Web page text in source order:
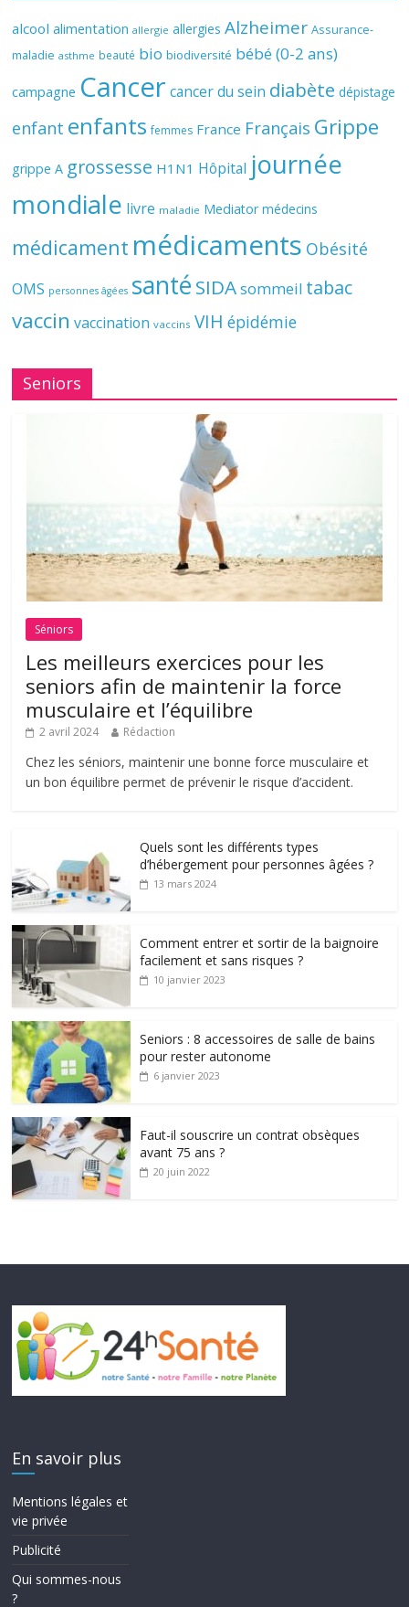
alcool alimentation allergie allergies Alzheimer Assurance-
maladie asthme beauté bio biodiversité bébé (0-2 ans)
campagne Cancer cancer du sein diabète dépistage
enfant enfants femmes France Français Grippe
grippe A grossesse H1N1 Hôpital journée
mondiale livre maladie Mediator médecins
médicament médicaments Obésité
OMS personnes âgées santé SIDAsommeil tabac
vaccin vaccination vaccins VIH épidémie
Seniors
Séniors
Les meilleurs exercices pour les
seniors afin de maintenir la force
musculaire et l’équilibre
2 avril 2024 Rédaction
Chez les séniors, maintenir une bonne force musculaire et
un bon équilibre permet de prévenir le risque d’accident.
Quels sont les différents types
d’hébergement pour personnes âgées ?
13 mars 2024
Comment entrer et sortir de la baignoire
facilement et sans risques ?
10 janvier 2023
Seniors : 8 accessoires de salle de bains
pour rester autonome
6 janvier 2023
Faut-il souscrire un contrat obsèques
avant 75 ans ?
20 juin 2022
En savoir plus
Mentions légales et
vie privée
Publicité
Qui sommes-nous
?